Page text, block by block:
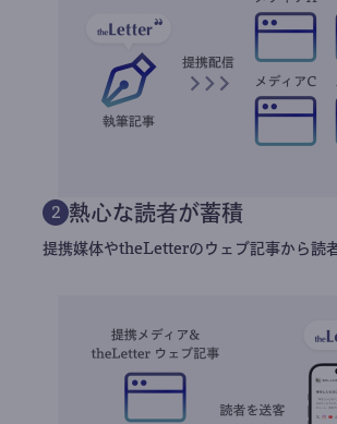
2 熱心な読者が蓄積
提携媒体やtheLetterのウェブ記事から読者